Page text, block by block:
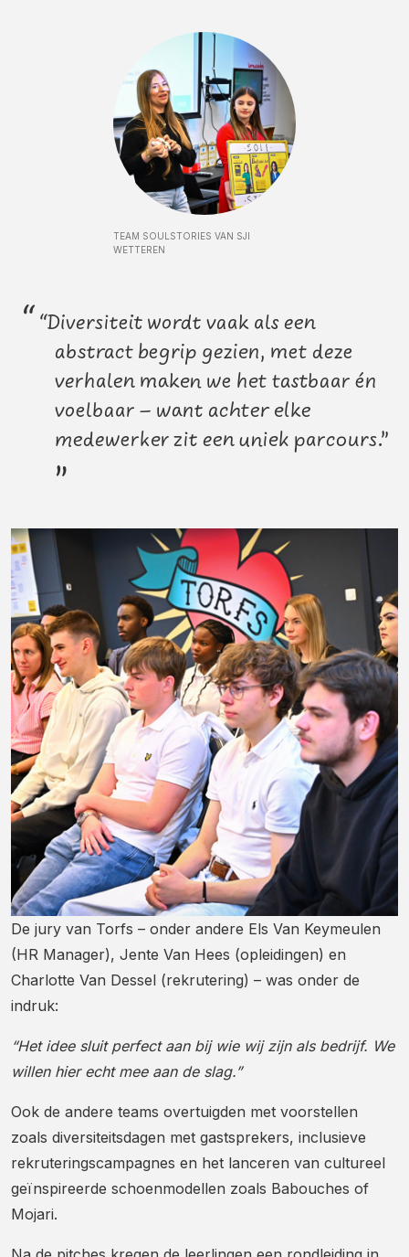
TEAM SOULSTORIES VAN SJI
WETTEREN
“ “Diversiteit wordt vaak als een
abstract begrip gezien, met deze
verhalen maken we het tastbaar én
voelbaar – want achter elke
medewerker zit een uniek parcours.”
”
De jury van Torfs – onder andere Els Van Keymeulen
(HR Manager), Jente Van Hees (opleidingen) en
Charlotte Van Dessel (rekrutering) – was onder de
indruk:
“Het idee sluit perfect aan bij wie wij zijn als bedrijf. We
willen hier echt mee aan de slag.”
Ook de andere teams overtuigden met voorstellen
zoals diversiteitsdagen met gastsprekers, inclusieve
rekruteringscampagnes en het lanceren van cultureel
geïnspireerde schoenmodellen zoals Babouches of
Mojari.